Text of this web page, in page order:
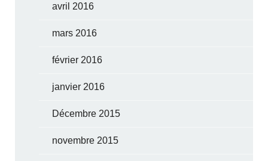
avril 2016
mars 2016
février 2016
janvier 2016
Décembre 2015
novembre 2015